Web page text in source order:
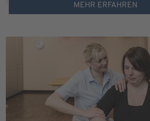
MEHR ERFAHREN